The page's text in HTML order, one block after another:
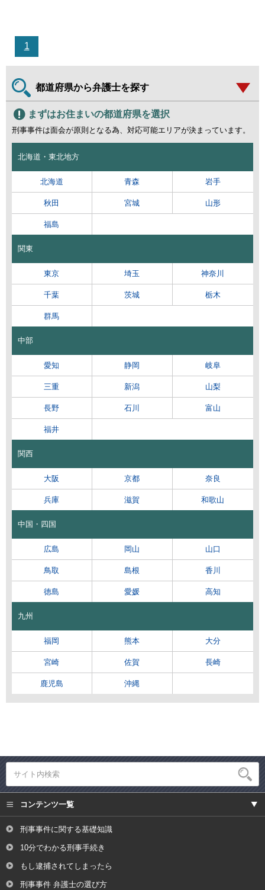
1
都道府県から弁護士を探す
まずはお住まいの都道府県を選択
刑事事件は面会が原則となる為、対応可能エリアが決まっています。
北海道・東北地方
北海道 青森 岩手
秋田 宮城 山形
福島
関東
東京 埼玉 神奈川
千葉 茨城 栃木
群馬
中部
愛知 静岡 岐阜
三重 新潟 山梨
長野 石川 富山
福井
関西
大阪 京都 奈良
兵庫 滋賀 和歌山
中国・四国
広島 岡山 山口
鳥取 島根 香川
徳島 愛媛 高知
九州
福岡 熊本 大分
宮崎 佐賀 長崎
鹿児島 沖縄
コンテンツ一覧
刑事事件に関する基礎知識
10分でわかる刑事手続き
もし逮捕されてしまったら
刑事事件 弁護士の選び方